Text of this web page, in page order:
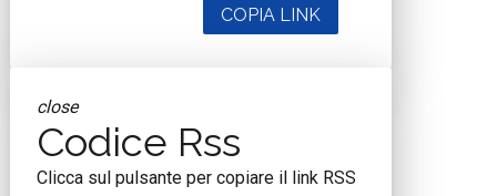
COPIA LINK
close
Codice Rss
Clicca sul pulsante per copiare il link RSS